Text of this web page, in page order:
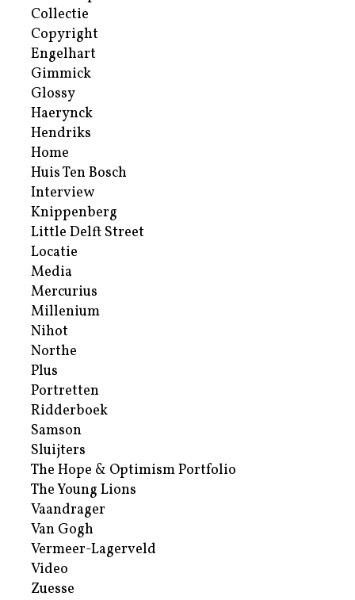
Collectie
Copyright
Engelhart
Gimmick
Glossy
Haerynck
Hendriks
Home
Huis Ten Bosch
Interview
Knippenberg
Little Delft Street
Locatie
Media
Mercurius
Millenium
Nihot
Northe
Plus
Portretten
Ridderboek
Samson
Sluijters
The Hope & Optimism Portfolio
The Young Lions
Vaandrager
Van Gogh
Vermeer-Lagerveld
Video
Zuesse